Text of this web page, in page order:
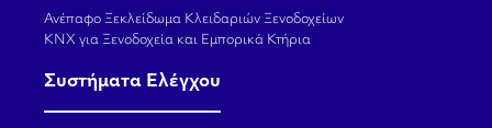
Ανέπαφο Ξεκλείδωμα Κλειδαριών Ξενοδοχείων
KNX για Ξενοδοχεία και Εμπορικά Κτήρια
Συστήματα Ελέγχου